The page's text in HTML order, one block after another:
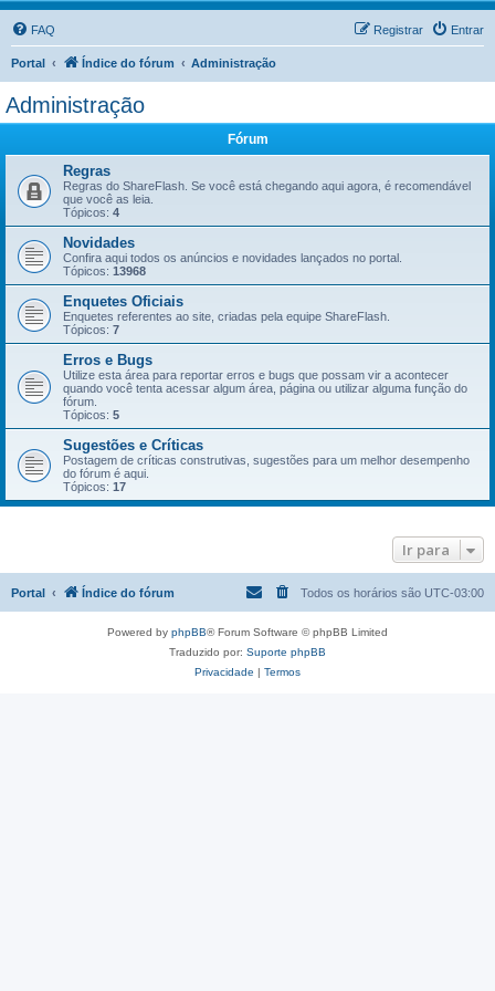
FAQ Entrar
Registrar
Portal Índice do fórum Administração
Administração
Fórum
Regras
Regras do ShareFlash. Se você está chegando aqui agora, é recomendável
que você as leia.
Tópicos: 4
Novidades
Confira aqui todos os anúncios e novidades lançados no portal.
Tópicos: 13968
Enquetes Oficiais
Enquetes referentes ao site, criadas pela equipe ShareFlash.
Tópicos: 7
Erros e Bugs
Utilize esta área para reportar erros e bugs que possam vir a acontecer
quando você tenta acessar algum área, página ou utilizar alguma função do
fórum.
Tópicos: 5
Sugestões e Críticas
Postagem de críticas construtivas, sugestões para um melhor desempenho
do fórum é aqui.
Tópicos: 17
Ir para
Portal Índice do fórum Todos os horários são UTC-03:00
Powered by phpBB® Forum Software © phpBB Limited
Traduzido por: Suporte phpBB
Privacidade | Termos